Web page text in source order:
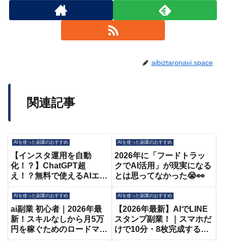
aibiztaronavi.space
関連記事
AIを使った副業のおすすめ
【インスタ運用を自動
化！？】ChatGPT超
え！？無料で使えるAIエー
Instagramを連携してAI副
業でお金を稼ぐ方法を超初
心者向け徹底解説🔰【マナ
ス】
AIを使った副業のおすすめ
2026年に「フードトラッ
クでAI活用」が現実になる
とは思ってなかった😭👀
AIを使った副業のおすすめ
ai副業 初心者｜2026年最
新！スキルなしから月5万
円を稼ぐためのロードマッ
AIを使った副業のおすすめ
【2026年最新】AIでLINE
スタンプ副業！｜スマホだ
けで10分・8枚完成する全